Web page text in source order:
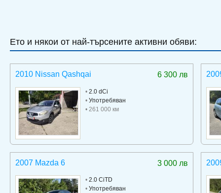
Ето и някои от най-търсените активни обяви:
6 300 лв
2010 Nissan Qashqai
• 2.0 dCi
• Употребяван
• 261 000 км
3 000 лв
2007 Mazda 6
• 2.0 CiTD
• Употребяван